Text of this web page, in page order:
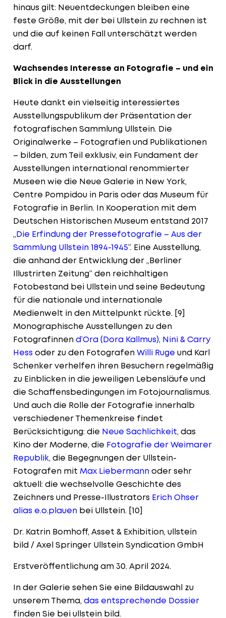
hinaus gilt: Neuentdeckungen bleiben eine
feste Größe, mit der bei Ullstein zu rechnen ist
und die auf keinen Fall unterschätzt werden
darf.
Wachsendes Interesse an Fotografie – und ein
Blick in die Ausstellungen
Heute dankt ein vielseitig interessiertes
Ausstellungspublikum der Präsentation der
fotografischen Sammlung Ullstein. Die
Originalwerke – Fotografien und Publikationen
– bilden, zum Teil exklusiv, ein Fundament der
Ausstellungen international renommierter
Museen wie die Neue Galerie in New York,
Centre Pompidou in Paris oder das Museum für
Fotografie in Berlin. In Kooperation mit dem
Deutschen Historischen Museum entstand 2017
„Die Erfindung der Pressefotografie – Aus der
Sammlung Ullstein 1894-1945“. Eine Ausstellung,
die anhand der Entwicklung der „Berliner
Illustrirten Zeitung“ den reichhaltigen
Fotobestand bei Ullstein und seine Bedeutung
für die nationale und internationale
Medienwelt in den Mittelpunkt rückte. [9]
Monographische Ausstellungen zu den
Fotografinnen d’Ora (Dora Kallmus), Nini & Carry
Hess oder zu den Fotografen Willi Ruge und Karl
Schenker verhelfen ihren Besuchern regelmäßig
zu Einblicken in die jeweiligen Lebensläufe und
die Schaffensbedingungen im Fotojournalismus.
Und auch die Rolle der Fotografie innerhalb
verschiedener Themenkreise findet
Berücksichtigung: die Neue Sachlichkeit, das
Kino der Moderne, die Fotografie der Weimarer
Republik, die Begegnungen der Ullstein-
Fotografen mit Max Liebermannoder sehr
aktuell: die wechselvolle Geschichte des
Zeichners und Presse-Illustrators Erich Ohser
alias e.o.plauenbei Ullstein. [10]
Dr. Katrin Bomhoff, Asset & Exhibition, ullstein
bild / Axel Springer Ullstein Syndication GmbH
Erstveröffentlichung am 30. April 2024.
In der Galerie sehen Sie eine Bildauswahl zu
unserem Thema, das entsprechende Dossier
finden Sie bei ullstein bild.